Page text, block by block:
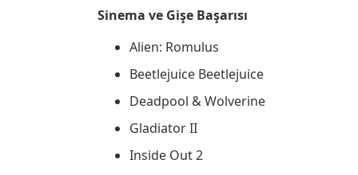
Sinema ve Gişe Başarısı
Alien: Romulus
Beetlejuice Beetlejuice
Deadpool & Wolverine
Gladiator II
Inside Out 2